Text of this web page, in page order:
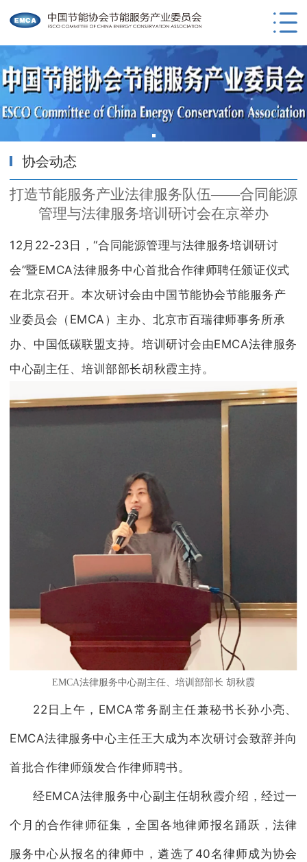
协会动态
打造节能服务产业法律服务队伍——合同能源
管理与法律服务培训研讨会在京举办
12月22-23日，“合同能源管理与法律服务培训研讨
会”暨EMCA法律服务中心首批合作律师聘任颁证仪式
在北京召开。本次研讨会由中国节能协会节能服务产
业委员会（EMCA）主办、北京市百瑞律师事务所承
办、中国低碳联盟支持。培训研讨会由EMCA法律服务
中心副主任、培训部部长胡秋霞主持。
EMCA法律服务中心副主任、培训部部长 胡秋霞
22日上午，EMCA常务副主任兼秘书长孙小亮、
EMCA法律服务中心主任王大成为本次研讨会致辞并向
首批合作律师颁发合作律师聘书。
经EMCA法律服务中心副主任胡秋霞介绍，经过一
个月的合作律师征集，全国各地律师报名踊跃，法律
服务中心从报名的律师中，遴选了40名律师成为协会